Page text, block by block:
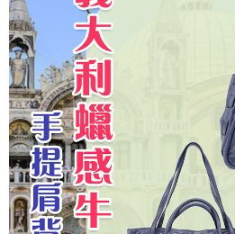
每筆NT$60，滿NT$1,000(含以上)免運
付款後7-11取貨
每筆NT$60，滿NT$1,000(含以上)免運
宅配
每筆NT$80，滿NT$1,000(含以上)免運